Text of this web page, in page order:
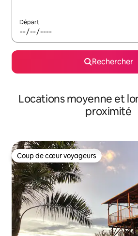
Départ
Rechercher
Locations moyenne et
proximité
Coup de cœur voyageurs
Coup de cœur voyageurs